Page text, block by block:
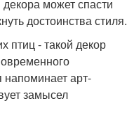
может спасти
достоинства стиля.
птиц - такой декор
напоминает арт-
замысел